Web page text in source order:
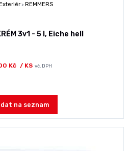
>REMMERS
3v1 - 5 l, Eiche hell
Kč / KS vč. DPH
na seznam